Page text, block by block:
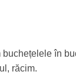
buchețelele în
răcim.